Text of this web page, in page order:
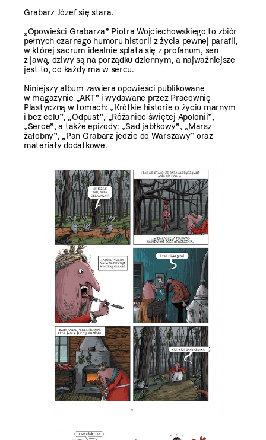
Grabarz Józef się stara.
„Opowieści Grabarza” Piotra Wojciechowskiego to zbiór
pełnych czarnego humoru historii z życia pewnej parafii,
w której sacrum idealnie splata się z profanum, sen
z jawą, dziwy są na porządku dziennym, a najważniejsze
jest to, co każdy ma w sercu.
Niniejszy album zawiera opowieści publikowane
w magazynie „AKT” i wydawane przez Pracownię
Plastyczną w tomach: „Krótkie historie o życiu marnym
i bez celu”, „Odpust”, „Różaniec świętej Apolonii”,
„Serce”, a także epizody: „Sad jabłkowy”, „Marsz
żałobny”, „Pan Grabarz jedzie do Warszawy” oraz
materiały dodatkowe.